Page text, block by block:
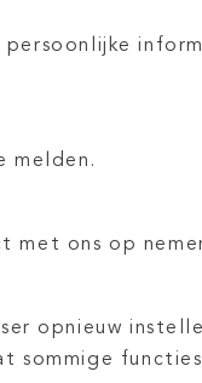
melden.
met ons op
opnieuw